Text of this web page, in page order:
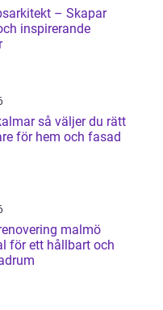
– Skapar
inspirerande
du rätt
för hem och fasad
malmö
för ett hållbart och